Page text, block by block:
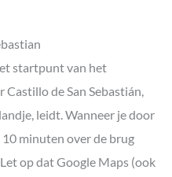
startpunt van het
de San Sebastián,
leidt. Wanneer je door
10 minuten over de brug
op dat Google Maps (ook